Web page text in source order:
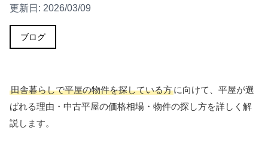
更新日: 2026/03/09
ブログ
田舎暮らしで平屋の物件を探している方に向けて、平屋が選
ばれる理由・中古平屋の価格相場・物件の探し方を詳しく解
説します。